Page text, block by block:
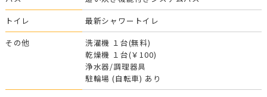
トイレ
最新シャワートイレ
その他
洗濯機 １台(無料)
乾燥機 １台(￥100)
浄水器/調理器具
駐輪場 (自転車) あり